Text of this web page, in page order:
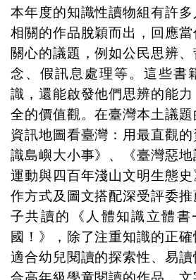
本年度的知識性讀物組有許
相關的作品脫穎而出，回應
關心的議題，例如公民思辨
念、假訊息處理等。這些書
識，還能啟發他們思辨的能
全的價值觀。在臺灣本土議
資訊地圖看臺灣：用最直觀
識島嶼大小事》、《臺灣惡
運動與四百年淺山文明生態
作方式及圖文搭配深受評委
子共讀的《人體知識立體
國！》，除了注重知識的正
適合幼兒閱讀的探索性、易